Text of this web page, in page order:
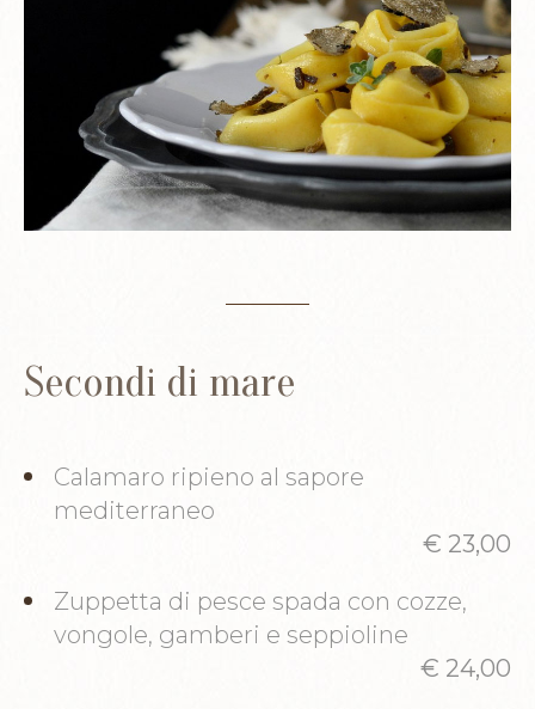
Secondi di mare
Calamaro ripieno al sapore
mediterraneo
€ 23,00
Zuppetta di pesce spada con cozze,
vongole, gamberi e seppioline
€ 24,00